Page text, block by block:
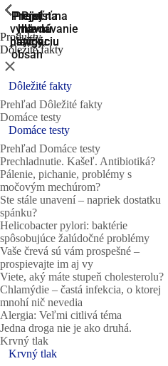
Prejsť na
vyhľadávanie
Prejsť na
hlavnú
navigáciu
Prejsť na
hlavnú
navigáciu
Prejsť
na
hlavný
obsah
Prejsť
na
pätičku
Produkty
Dôležité fakty
ShowPrevious
Zatvoriť
Dôležité fakty
Prehľad Dôležité fakty
Domáce testy
ShowPrevious
Domáce testy
Prehľad Domáce testy
Prechladnutie. Kašeľ. Antibiotiká?
Pálenie, pichanie, problémy s
močovým mechúrom?
Ste stále unavení – napriek dostatku
spánku?
Helicobacter pylori: baktérie
spôsobujúce žalúdočné problémy
Vaše črevá sú vám prospešné –
prospievajte im aj vy
Viete, aký máte stupeň cholesterolu?
Chlamýdie – častá infekcia, o ktorej
mnohí nič nevedia
Alergia: Veľmi citlivá téma
Jedna droga nie je ako druhá.
Krvný tlak
ShowPrevious
Krvný tlak
ShowPrevious
ShowPrevious